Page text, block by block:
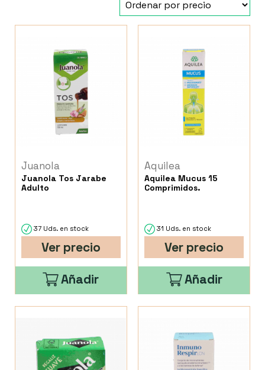
Juanola
Juanola Tos Jarabe
Adulto
37 Uds. en stock
Ver precio
Añadir
Aquilea
Aquilea Mucus 15
Comprimidos.
31 Uds. en stock
Ver precio
Añadir